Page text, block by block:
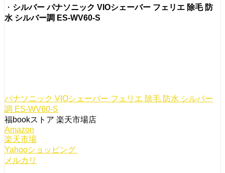
・ シルバー パナソニック VIOシェーバー フェリエ 除毛 防
水 シルバー調 ES-WV60-S
パナソニック VIOシェーバー フェリエ 除毛 防水 シルバー
調 ES-WV60-S
福bookストア 楽天市場店
Amazon
楽天市場
Yahooショッピング
メルカリ